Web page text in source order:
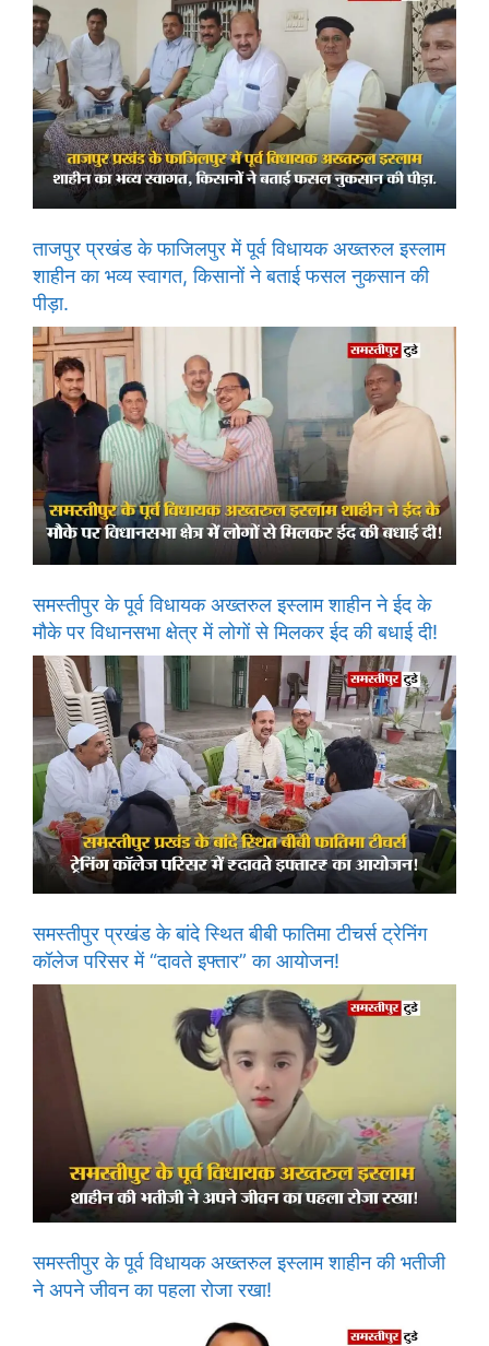
ताजपुर प्रखंड के फाजिलपुर में पूर्व विधायक अख्तरुल इस्लाम
शाहीन का भव्य स्वागत, किसानों ने बताई फसल नुकसान की
पीड़ा.
समस्तीपुर के पूर्व विधायक अख्तरुल इस्लाम शाहीन ने ईद के
मौके पर विधानसभा क्षेत्र में लोगों से मिलकर ईद की बधाई दी!
समस्तीपुर प्रखंड के बांदे स्थित बीबी फातिमा टीचर्स ट्रेनिंग
कॉलेज परिसर में “दावते इफ्तार” का आयोजन!
समस्तीपुर के पूर्व विधायक अख्तरुल इस्लाम शाहीन की भतीजी
ने अपने जीवन का पहला रोजा रखा!